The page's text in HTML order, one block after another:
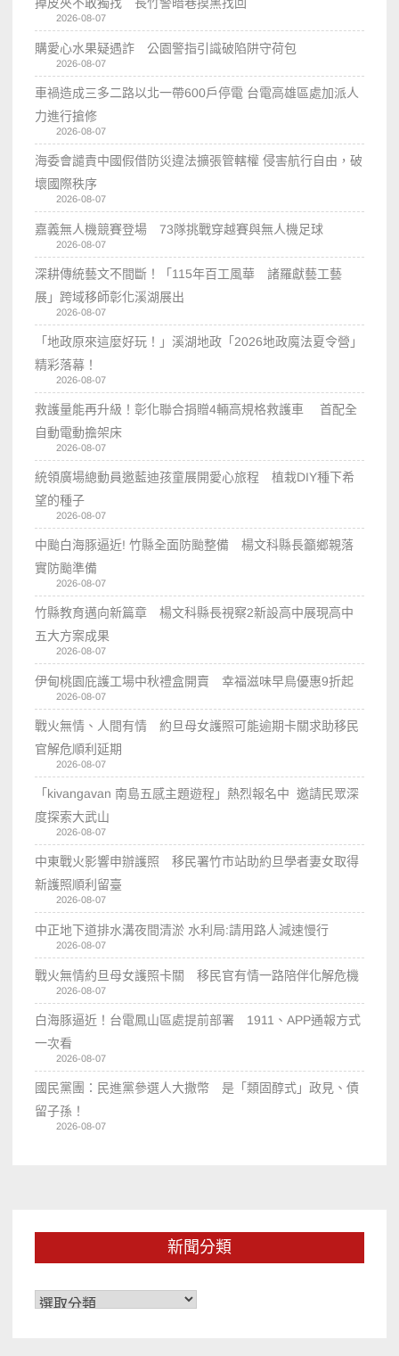
2026-08-07
購愛心水果疑遇詐 公園警指引識破陷阱守荷包
2026-08-07
車禍造成三多二路以北一帶600戶停電 台電高雄區處加派人
力進行搶修
2026-08-07
海委會譴責中國假借防災違法擴張管轄權 侵害航行自由，破
壞國際秩序
2026-08-07
嘉義無人機競賽登場 73隊挑戰穿越賽與無人機足球
2026-08-07
深耕傳統藝文不間斷！「115年百工風華 諸羅獻藝工藝
展」跨域移師彰化溪湖展出
2026-08-07
「地政原來這麼好玩！」溪湖地政「2026地政魔法夏令營」
精彩落幕！
2026-08-07
救護量能再升級！彰化聯合捐贈4輛高規格救護車 首配全
自動電動擔架床
2026-08-07
統領廣場總動員邀藍迪孩童展開愛心旅程 植栽DIY種下希
望的種子
2026-08-07
中颱白海豚逼近! 竹縣全面防颱整備 楊文科縣長籲鄉親落
實防颱準備
2026-08-07
竹縣教育邁向新篇章 楊文科縣長視察2新設高中展現高中
五大方案成果
2026-08-07
伊甸桃園庇護工場中秋禮盒開賣 幸福滋味早鳥優惠9折起
2026-08-07
戰火無情、人間有情 約旦母女護照可能逾期卡關求助移民
官解危順利延期
2026-08-07
「kivangavan 南島五感主題遊程」熱烈報名中 邀請民眾深
度探索大武山
2026-08-07
中東戰火影響申辦護照 移民署竹市站助約旦學者妻女取得
新護照順利留臺
2026-08-07
中正地下道排水溝夜間清淤 水利局:請用路人減速慢行
2026-08-07
戰火無情約旦母女護照卡關 移民官有情一路陪伴化解危機
2026-08-07
白海豚逼近！台電鳳山區處提前部署 1911、APP通報方式
一次看
2026-08-07
國民黨團：民進黨參選人大撒幣 是「類固醇式」政見、債
留子孫！
2026-08-07
新聞分類
新